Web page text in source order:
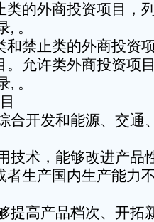
类的外商投资项目，
。
和禁止类的外商投资
。允许类外商投资项
。
合开发和能源、交通
技术，能够改进产品
者生产国内生产能力
提高产品档次、开拓